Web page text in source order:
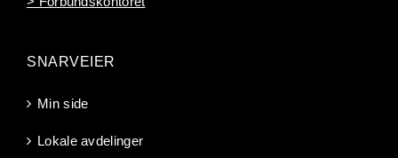
SNARVEIER
Min side
Lokale avdelinger